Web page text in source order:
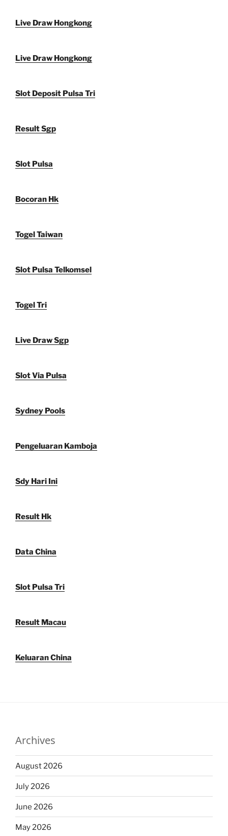
Live Draw Hongkong
Live Draw Hongkong
Slot Deposit Pulsa Tri
Result Sgp
Slot Pulsa
Bocoran Hk
Togel Taiwan
Slot Pulsa Telkomsel
Togel Tri
Live Draw Sgp
Slot Via Pulsa
Sydney Pools
Pengeluaran Kamboja
Sdy Hari Ini
Result Hk
Data China
Slot Pulsa Tri
Result Macau
Keluaran China
Archives
August 2026
July 2026
June 2026
May 2026